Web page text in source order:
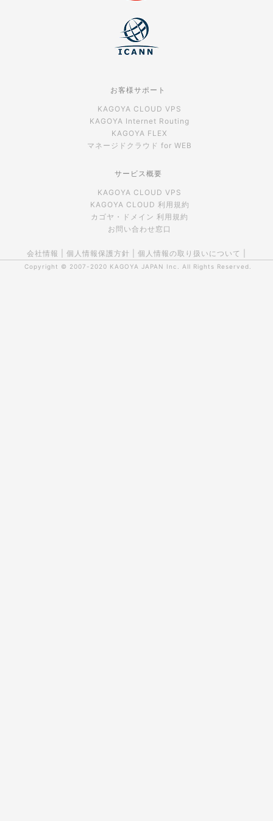
お客様サポート
KAGOYA CLOUD VPS
KAGOYA Internet Routing
KAGOYA FLEX
マネージドクラウド for WEB
サービス概要
KAGOYA CLOUD VPS
KAGOYA CLOUD 利用規約
カゴヤ・ドメイン 利用規約
お問い合わせ窓口
会社情報 個人情報保護方針 個人情報の取り扱いについて
Copyright © 2007-2020 KAGOYA JAPAN Inc. All Rights Reserved.